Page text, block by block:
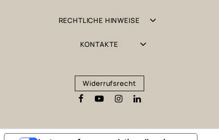
RECHTLICHE HINWEISE
KONTAKTE
Widerrufsrecht